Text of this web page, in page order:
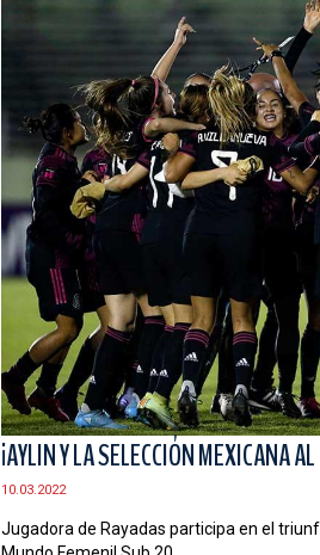
¡AYLIN Y LA SELECCIÓN MEXICANA
10.03.2022
Jugadora de Rayadas participa en el